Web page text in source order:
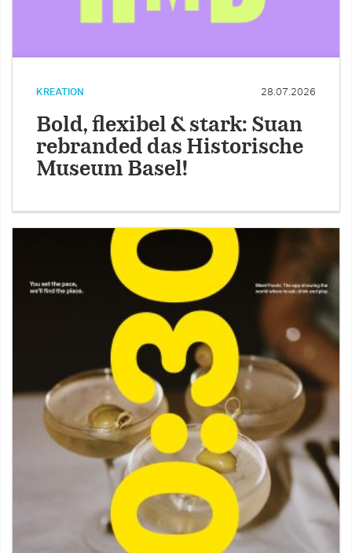
KREATION 28.07.2026
Bold, flexibel & stark: Suan
rebranded das Historische
Museum Basel!